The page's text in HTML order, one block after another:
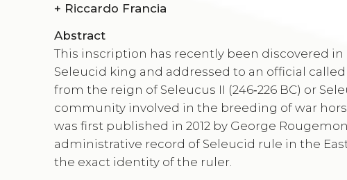
+ Riccardo Francia
Abstract
This inscription has recently been discovered
Seleucid king and addressed to an official
from the reign of Seleucus II (246‑226 BC) or
community involved in the breeding of war
was first published in 2012 by George
administrative record of Seleucid rule in the
the exact identity of the ruler.